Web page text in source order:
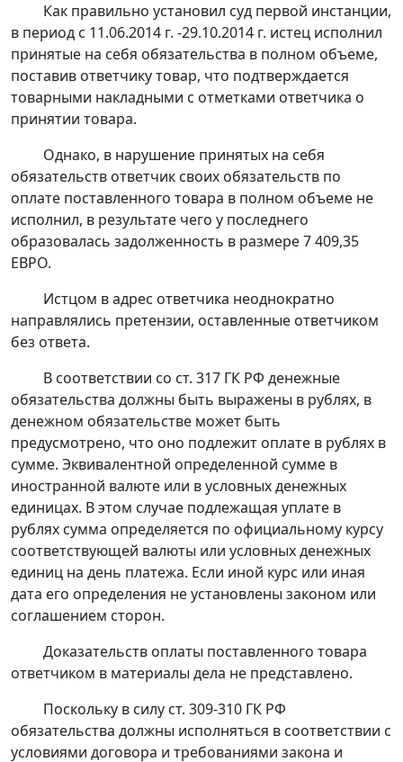
Как правильно установил суд первой инстанции,
в период с 11.06.2014 г. -29.10.2014 г. истец исполнил
принятые на себя обязательства в полном объеме,
поставив ответчику товар, что подтверждается
товарными накладными с отметками ответчика о
принятии товара.
Однако, в нарушение принятых на себя
обязательств ответчик своих обязательств по
оплате поставленного товара в полном объеме не
исполнил, в результате чего у последнего
образовалась задолженность в размере 7 409,35
ЕВРО.
Истцом в адрес ответчика неоднократно
направлялись претензии, оставленные ответчиком
без ответа.
В соответствии со ст. 317 ГК РФ денежные
обязательства должны быть выражены в рублях, в
денежном обязательстве может быть
предусмотрено, что оно подлежит оплате в рублях в
сумме. Эквивалентной определенной сумме в
иностранной валюте или в условных денежных
единицах. В этом случае подлежащая уплате в
рублях сумма определяется по официальному курсу
соответствующей валюты или условных денежных
единиц на день платежа. Если иной курс или иная
дата его определения не установлены законом или
соглашением сторон.
Доказательств оплаты поставленного товара
ответчиком в материалы дела не представлено.
Поскольку в силу ст. 309-310 ГК РФ
обязательства должны исполняться в соответствии с
условиями договора и требованиями закона и